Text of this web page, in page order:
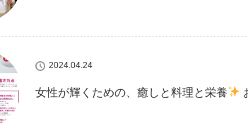
2024.04.24
女性が輝くための、癒しと料理と栄養